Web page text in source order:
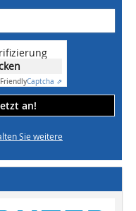
FriendlyCaptcha ⇗
an!
Sie weitere